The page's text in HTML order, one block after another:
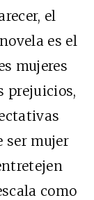
el
es el
mujeres
prejuicios,
ser mujer
como